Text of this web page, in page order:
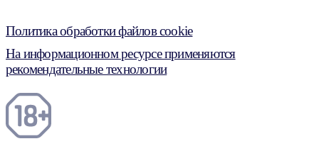
Политика обработки файлов cookie
На информационном ресурсе применяются
рекомендательные технологии